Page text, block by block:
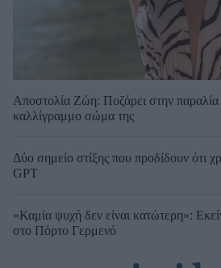
Αποστολία Ζώη: Ποζάρει στην παραλία
καλλίγραμμο σώμα της
Δύο σημείο στίξης που προδίδουν ότι
GPT
«Καμία ψυχή δεν είναι κατώτερη»:
στο Πόρτο Γερμενό